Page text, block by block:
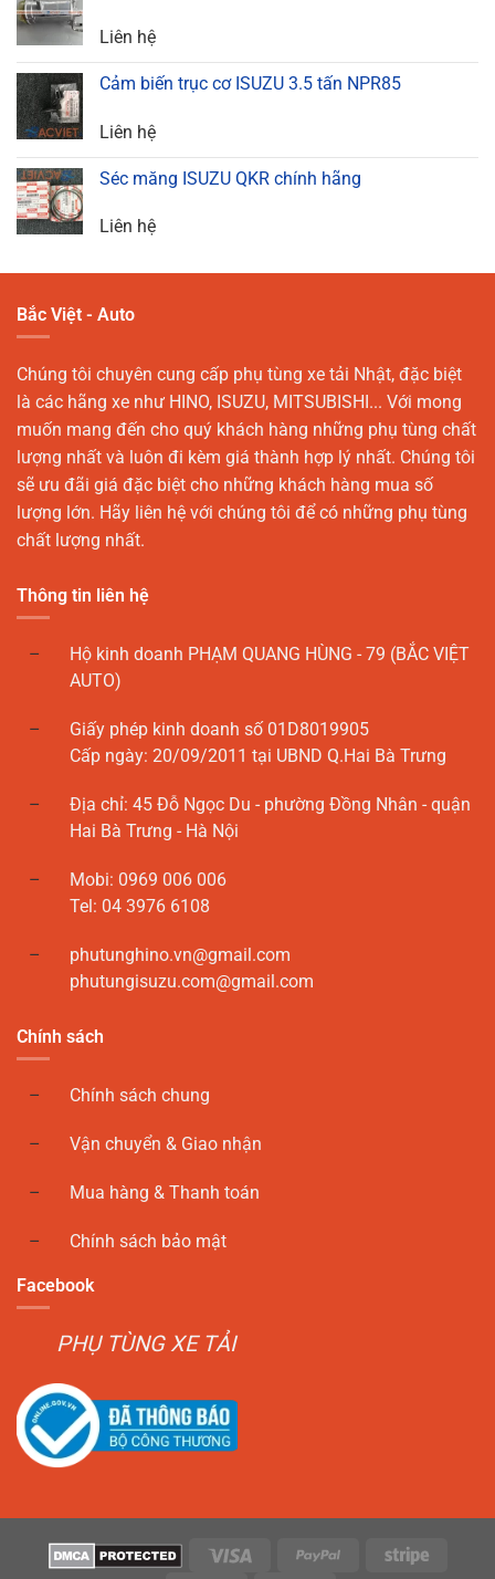
Liên hệ
Cảm biến trục cơ ISUZU 3.5 tấn NPR85
Liên hệ
Séc măng ISUZU QKR chính hãng
Liên hệ
Bắc Việt - Auto
Chúng tôi chuyên cung cấp phụ tùng xe tải Nhật, đặc biệt
là các hãng xe như HINO, ISUZU, MITSUBISHI... Với mong
muốn mang đến cho quý khách hàng những phụ tùng chất
lượng nhất và luôn đi kèm giá thành hợp lý nhất. Chúng tôi
sẽ ưu đãi giá đặc biệt cho những khách hàng mua số
lượng lớn. Hãy liên hệ với chúng tôi để có những phụ tùng
chất lượng nhất.
Thông tin liên hệ
Hộ kinh doanh PHẠM QUANG HÙNG - 79 (BẮC VIỆT
AUTO)
Giấy phép kinh doanh số 01D8019905
Cấp ngày: 20/09/2011 tại UBND Q.Hai Bà Trưng
Địa chỉ: 45 Đỗ Ngọc Du - phường Đồng Nhân - quận
Hai Bà Trưng - Hà Nội
Mobi: 0969 006 006
Tel: 04 3976 6108
phutunghino.vn@gmail.com
phutungisuzu.com@gmail.com
Chính sách
Chính sách chung
Vận chuyển & Giao nhận
Mua hàng & Thanh toán
Chính sách bảo mật
Facebook
PHỤ TÙNG XE TẢI